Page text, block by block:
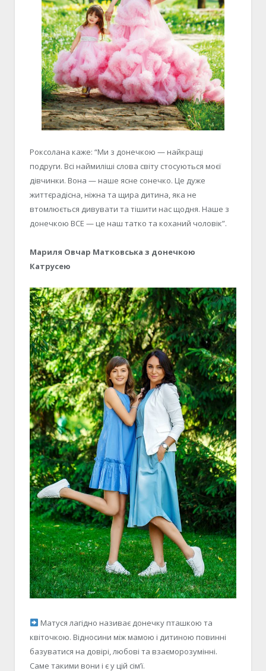
Роксолана каже: “Ми з донечкою — найкращі
подруги. Всі наймиліші слова світу стосуються моєї
дівчинки. Вона — наше ясне сонечко. Це дуже
життєрадісна, ніжна та щира дитина, яка не
втомлюється дивувати та тішити нас щодня. Наше з
донечкою ВСЕ — це наш татко та коханий чоловік”.
Мариля Овчар Матковська з донечкою
Катрусею
Матуся лагідно називає донечку пташкою та
квіточкою. Відносини між мамою і дитиною повинні
базуватися на довірі, любові та взаєморозумінні.
Саме такими вони і є у цій сім’ї.